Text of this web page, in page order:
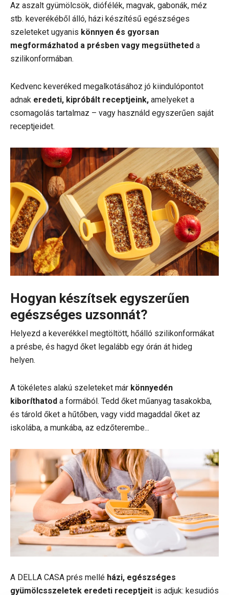
Az aszalt gyümölcsök, diófélék, magvak, gabonák, méz
stb. keverékéből álló, házi készítésű egészséges
szeleteket ugyanis könnyen és gyorsan
megformázhatod a présben vagy megsütheted a
szilikonformában.
Kedvenc keveréked megalkotásához jó kiindulópontot
adnak eredeti, kipróbált receptjeink, amelyeket a
csomagolás tartalmaz – vagy használd egyszerűen saját
receptjeidet.
Hogyan készítsek egyszerűen
egészséges uzsonnát?
Helyezd a keverékkel megtöltött, hőálló szilikonformákat
a présbe, és hagyd őket legalább egy órán át hideg
helyen.
A tökéletes alakú szeleteket már könnyedén
kiboríthatod a formából. Tedd őket műanyag tasakokba,
és tárold őket a hűtőben, vagy vidd magaddal őket az
iskolába, a munkába, az edzőterembe...
A DELLA CASA prés mellé házi, egészséges
gyümölcsszeletek eredeti receptjeit is adjuk: kesudiós